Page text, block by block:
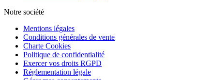
Notre société
Mentions légales
Conditions générales de vente
Charte Cookies
Politique de confidentialité
Exercer vos droits RGPD
Réglementation légale